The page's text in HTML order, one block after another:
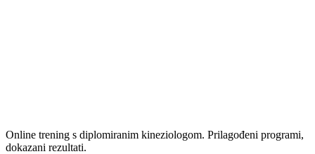
Online trening s diplomiranim kineziologom. Prilagođeni programi,
dokazani rezultati.